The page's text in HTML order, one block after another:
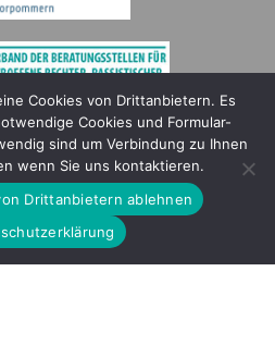
Cookies von Drittanbietern. Es
Cookies und Formular-
sind um Verbindung zu Ihnen
wenn Sie uns kontaktieren.
Drittanbietern ablehnen